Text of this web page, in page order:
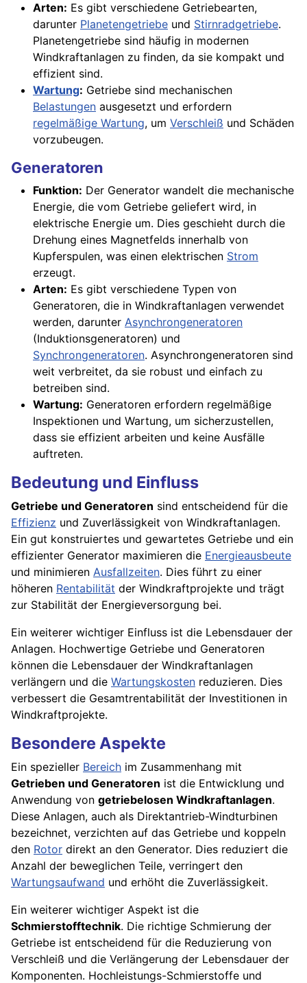
Arten: Es gibt verschiedene Getriebearten,
darunter Planetengetriebe und Stirnradgetriebe.
Planetengetriebe sind häufig in modernen
Windkraftanlagen zu finden, da sie kompakt und
effizient sind.
Wartung: Getriebe sind mechanischen
Belastungen ausgesetzt und erfordern
regelmäßige Wartung, um Verschleiß und Schäden
vorzubeugen.
Generatoren
Funktion: Der Generator wandelt die mechanische
Energie, die vom Getriebe geliefert wird, in
elektrische Energie um. Dies geschieht durch die
Drehung eines Magnetfelds innerhalb von
Kupferspulen, was einen elektrischen Strom
erzeugt.
Arten: Es gibt verschiedene Typen von
Generatoren, die in Windkraftanlagen verwendet
werden, darunter Asynchrongeneratoren
(Induktionsgeneratoren) und
Synchrongeneratoren. Asynchrongeneratoren sind
weit verbreitet, da sie robust und einfach zu
betreiben sind.
Wartung: Generatoren erfordern regelmäßige
Inspektionen und Wartung, um sicherzustellen,
dass sie effizient arbeiten und keine Ausfälle
auftreten.
Bedeutung und Einfluss
Getriebe und Generatoren sind entscheidend für die
Effizienz und Zuverlässigkeit von Windkraftanlagen.
Ein gut konstruiertes und gewartetes Getriebe und ein
effizienter Generator maximieren die Energieausbeute
und minimieren Ausfallzeiten. Dies führt zu einer
höheren Rentabilität der Windkraftprojekte und trägt
zur Stabilität der Energieversorgung bei.
Ein weiterer wichtiger Einfluss ist die Lebensdauer der
Anlagen. Hochwertige Getriebe und Generatoren
können die Lebensdauer der Windkraftanlagen
verlängern und die Wartungskosten reduzieren. Dies
verbessert die Gesamtrentabilität der Investitionen in
Windkraftprojekte.
Besondere Aspekte
Ein spezieller Bereich im Zusammenhang mit
Getrieben und Generatoren ist die Entwicklung und
Anwendung von getriebelosen Windkraftanlagen.
Diese Anlagen, auch als Direktantrieb-Windturbinen
bezeichnet, verzichten auf das Getriebe und koppeln
den Rotor direkt an den Generator. Dies reduziert die
Anzahl der beweglichen Teile, verringert den
Wartungsaufwand und erhöht die Zuverlässigkeit.
Ein weiterer wichtiger Aspekt ist die
Schmierstofftechnik. Die richtige Schmierung der
Getriebe ist entscheidend für die Reduzierung von
Verschleiß und die Verlängerung der Lebensdauer der
Komponenten. Hochleistungs-Schmierstoffe und